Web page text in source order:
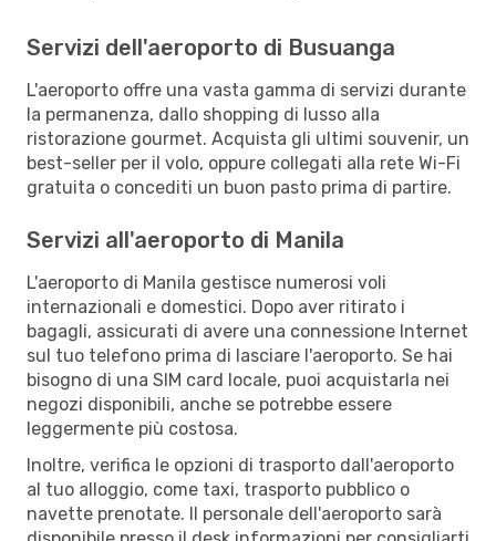
Servizi dell'aeroporto di Busuanga
L'aeroporto offre una vasta gamma di servizi durante
la permanenza, dallo shopping di lusso alla
ristorazione gourmet. Acquista gli ultimi souvenir, un
best-seller per il volo, oppure collegati alla rete Wi-Fi
gratuita o concediti un buon pasto prima di partire.
Servizi all'aeroporto di Manila
L'aeroporto di Manila gestisce numerosi voli
internazionali e domestici. Dopo aver ritirato i
bagagli, assicurati di avere una connessione Internet
sul tuo telefono prima di lasciare l'aeroporto. Se hai
bisogno di una SIM card locale, puoi acquistarla nei
negozi disponibili, anche se potrebbe essere
leggermente più costosa.
Inoltre, verifica le opzioni di trasporto dall'aeroporto
al tuo alloggio, come taxi, trasporto pubblico o
navette prenotate. Il personale dell'aeroporto sarà